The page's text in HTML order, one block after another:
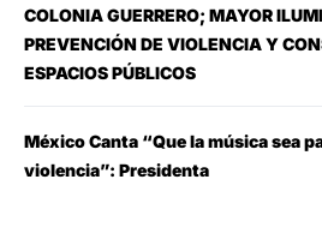
COLONIA GUERRERO; MAYOR
PREVENCIÓN DE VIOLENCIA Y
ESPACIOS PÚBLICOS
México Canta “Que la música sea
violencia”: Presidenta